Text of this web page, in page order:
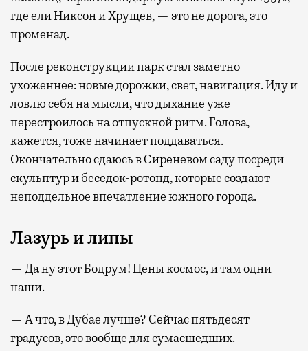
где ели Никсон и Хрущев, — это не дорога, это
променад.
После реконструкции парк стал заметно
ухоженнее: новые дорожки, свет, навигация. Иду и
ловлю себя на мысли, что дыхание уже
перестроилось на отпускной ритм. Голова,
кажется, тоже начинает поддаваться.
Окончательно сдаюсь в Сиреневом саду посреди
скульптур и беседок-ротонд, которые создают
неподдельное впечатление южного города.
Лазурь и липы
— Да ну этот Бодрум! Цены космос, и там одни
наши.
— А что, в Дубае лучше? Сейчас пятьдесят
градусов, это вообще для сумасшедших.